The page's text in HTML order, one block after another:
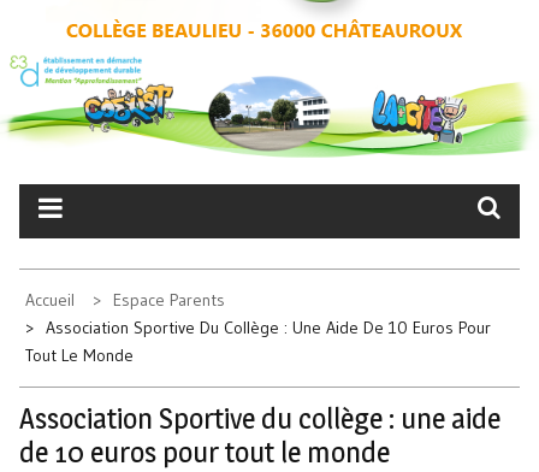
Accueil
Espace Parents
Association Sportive Du Collège : Une Aide De 10 Euros Pour
Tout Le Monde
Association Sportive du collège : une aide
de 10 euros pour tout le monde